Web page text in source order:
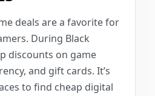
deals are a favorite for
During Black
discounts on game
and gift cards. It’s
to find cheap digital